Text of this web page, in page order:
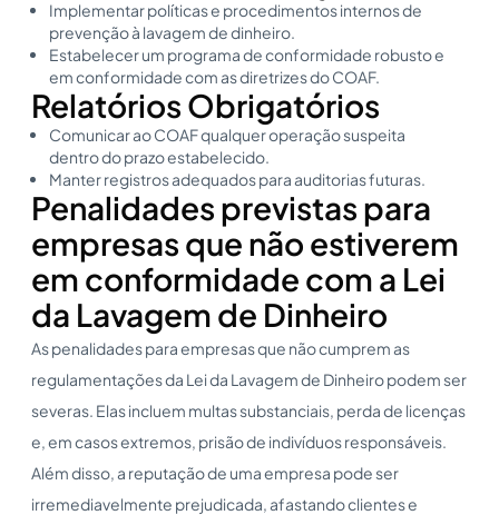
Implementar políticas e procedimentos internos de
prevenção à lavagem de dinheiro.
Estabelecer um programa de conformidade robusto e
em conformidade com as diretrizes do COAF.
Relatórios Obrigatórios
Comunicar ao COAF qualquer operação suspeita
dentro do prazo estabelecido.
Manter registros adequados para auditorias futuras.
Penalidades previstas para
empresas que não estiverem
em conformidade com a Lei
da Lavagem de Dinheiro
As penalidades para empresas que não cumprem as
regulamentações da Lei da Lavagem de Dinheiro podem ser
severas. Elas incluem multas substanciais, perda de licenças
e, em casos extremos, prisão de indivíduos responsáveis.
Além disso, a reputação de uma empresa pode ser
irremediavelmente prejudicada, afastando clientes e